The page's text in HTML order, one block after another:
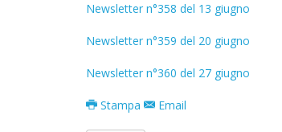
Newsletter n°358 del 13 giugno
Newsletter n°359 del 20 giugno
Newsletter n°360 del 27 giugno
Stampa Email